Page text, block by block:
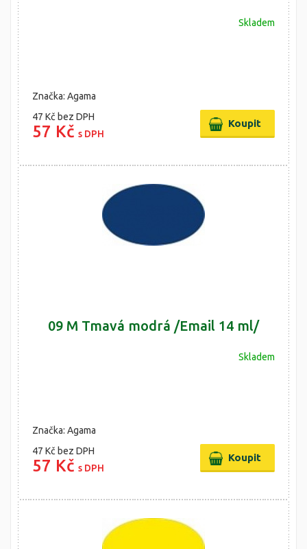
Skladem
Značka: Agama
47 Kč bez DPH
57 Kč s DPH
09 M Tmavá modrá /Email 14 ml/
Skladem
Značka: Agama
47 Kč bez DPH
57 Kč s DPH